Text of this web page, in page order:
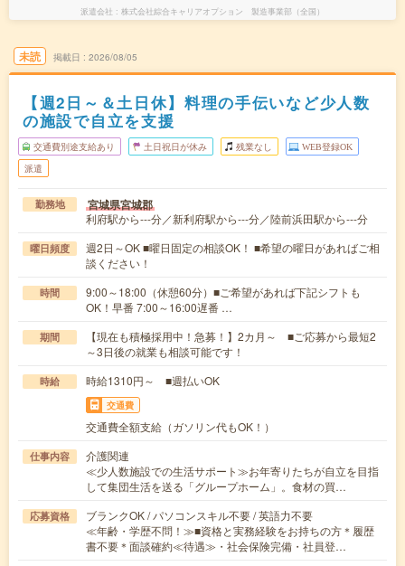
派遣会社 株式会社綜合キャリアオプション 製造事業部（全国）
未読 掲載日 2026/08/05
【週2日～＆土日休】料理の手伝いなど少人数
の施設で自立を支援
交通費別途支給あり 土日祝日が休み 残業なし WEB登録OK
派遣
勤務地 宮城県宮城郡
利府駅から---分／新利府駅から---分／陸前浜田駅から---分
曜日頻度
週2日～OK ■曜日固定の相談OK！ ■希望の曜日があればご相
談ください！
時間
9:00～18:00（休憩60分）■ご希望があれば下記シフトも
OK！早番 7:00～16:00遅番 …
期間
【現在も積極採用中！急募！】2カ月～ ■ご応募から最短2
～3日後の就業も相談可能です！
時給 時給1310円～ ■週払いOK
交通費
交通費全額支給（ガソリン代もOK！）
仕事内容
介護関連
≪少人数施設での生活サポート≫お年寄りたちが自立を目指
して集団生活を送る「グループホーム」。食材の買…
応募資格
ブランクOK / パソコンスキル不要 / 英語力不要
≪年齢・学歴不問！≫■資格と実務経験をお持ちの方＊履歴
書不要＊面談確約≪待遇≫・社会保険完備・社員登…